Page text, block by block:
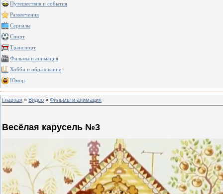
Путешествия и события
Развлечения
Сериалы
Спорт
Транспорт
Фильмы и анимация
Хобби и образование
Юмор
Главная » Видео » Фильмы и анимация
Весёлая карусель №3